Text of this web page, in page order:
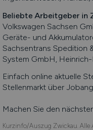
Beliebte Arbeitgeber in
Volkswagen Sachsen
Geräte- und
Sachsentrans Spedition
System GmbH,
Einfach online aktuelle
Stellenmarkt über
Machen Sie den
Kurzinfo/Auszug Zwickau. Alle